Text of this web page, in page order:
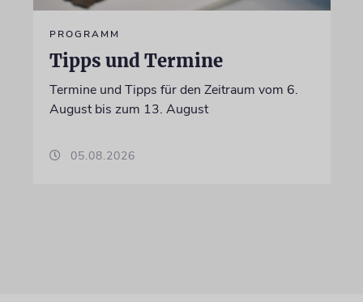
PROGRAMM
Tipps und Termine
Termine und Tipps für den Zeitraum vom 6.
August bis zum 13. August
05.08.2026